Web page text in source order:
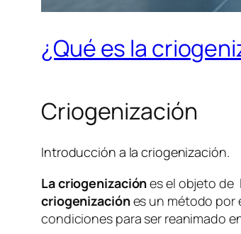
¿Qué es la
Criogenización
Introducción a la criogenización.
La criogenizaciónes el objeto de
criogenizaciónes un método por
condiciones para ser reanimado